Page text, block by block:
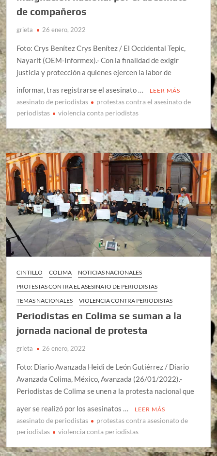
de compañeros
grieta 26 enero, 2022
Foto: Crys Benítez Crys Benítez / El Occidental Tepic,
Nayarit (OEM-Informex).- Con la finalidad de exigir
justicia y protección a quienes ejercen la labor de
informar, tras registrarse el asesinato …
LEER MÁS
asesinato de periodistas
protestas contra el asesinato de
periodistas
violencia conta periodistas
CINTILLO COLIMA
NOTICIAS NACIONALES
PROTESTAS CONTRA EL ASESINATO DE PERIODISTAS
TEMAS NACIONALES
VIOLENCIA CONTRA PERIODISTAS
Periodistas en Colima se suman a la
jornada nacional de protesta
grieta 26 enero, 2022
Foto: Diario Avanzada Heidi de León Gutiérrez / Diario
Avanzada Colima, México, Avanzada (26/01/2022).-
Periodistas de Colima se unen a la protesta nacional que
ayer se realizó por los asesinatos …
LEER MÁS
asesinato de periodistas
protestas contra asesionato de
periodistas
violencia conta periodistas